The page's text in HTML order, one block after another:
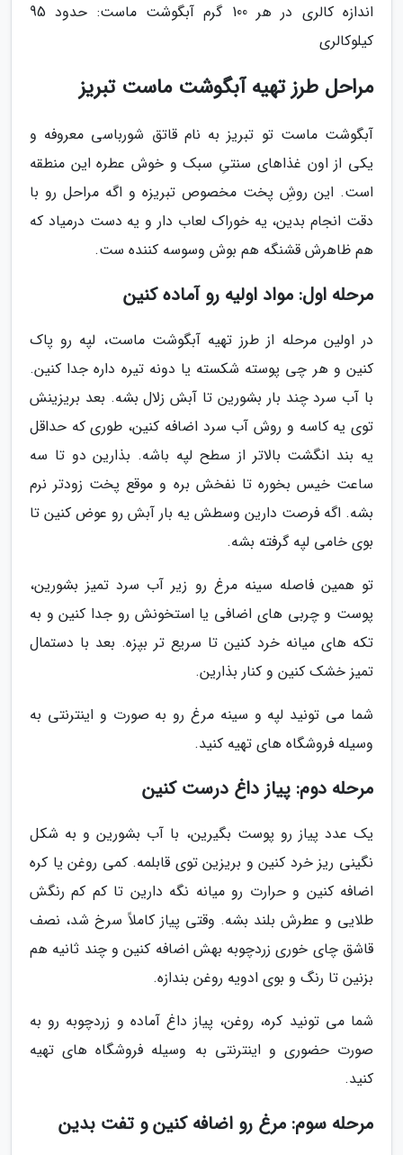
اندازه کالری در هر 100 گرم آبگوشت ماست: حدود 95
کیلوکالری
مراحل طرز تهیه آبگوشت ماست تبریز
آبگوشت ماست تو تبریز به نام قاتق شورباسی معروفه و
یکی از اون غذاهای سنتیِ سبک و خوش عطره این منطقه
است. این روشِ پخت مخصوص تبریزه و اگه مراحل رو با
دقت انجام بدین، یه خوراک لعاب دار و یه دست درمیاد که
هم ظاهرش قشنگه هم بوش وسوسه کننده ست.
مرحله اول: مواد اولیه رو آماده کنین
در اولین مرحله از طرز تهیه آبگوشت ماست، لپه رو پاک
کنین و هر چی پوسته شکسته یا دونه تیره داره جدا کنین.
با آب سرد چند بار بشورین تا آبش زلال بشه. بعد بریزینش
توی یه کاسه و روش آب سرد اضافه کنین، طوری که حداقل
یه بند انگشت بالاتر از سطح لپه باشه. بذارین دو تا سه
ساعت خیس بخوره تا نفخش بره و موقع پخت زودتر نرم
بشه. اگه فرصت دارین وسطش یه بار آبش رو عوض کنین تا
بوی خامی لپه گرفته بشه.
تو همین فاصله سینه مرغ رو زیر آب سرد تمیز بشورین،
پوست و چربی های اضافی یا استخونش رو جدا کنین و به
تکه های میانه خرد کنین تا سریع تر بپزه. بعد با دستمال
تمیز خشک کنین و کنار بذارین.
شما می تونید لپه و سینه مرغ رو به صورت و اینترنتی به
وسیله فروشگاه های تهیه کنید.
مرحله دوم: پیاز داغ درست کنین
یک عدد پیاز رو پوست بگیرین، با آب بشورین و به شکل
نگینی ریز خرد کنین و بریزین توی قابلمه. کمی روغن یا کره
اضافه کنین و حرارت رو میانه نگه دارین تا کم کم رنگش
طلایی و عطرش بلند بشه. وقتی پیاز کاملاً سرخ شد، نصف
قاشق چای خوری زردچوبه بهش اضافه کنین و چند ثانیه هم
بزنین تا رنگ و بوی ادویه روغن بندازه.
شما می تونید کره، روغن، پیاز داغ آماده و زردچوبه رو به
صورت حضوری و اینترنتی به وسیله فروشگاه های تهیه
کنید.
مرحله سوم: مرغ رو اضافه کنین و تفت بدین